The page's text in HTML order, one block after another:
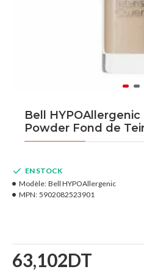
Bell
Powder Fond de
63,102DT
EN STOCK
Modèle: Bell HYPOAllergenic
MPN: 5902082523901